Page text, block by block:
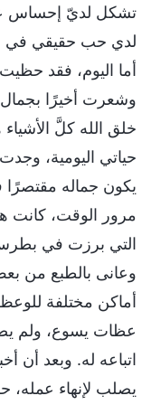
تشكل لديّ إحساس
لدي حب حقيقي في
أما اليوم، فقد
وشعرت أخيرًا بجمال
خلق الله كلَّ
حياتي اليومية،
يكون جماله
مرور الوقت، كانت
التي برزت في
وعانى بالطبع من
أماكن مختلفة
عظات يسوع، ولم
اتباعه له. وبعد أن
يصلب لإنهاء